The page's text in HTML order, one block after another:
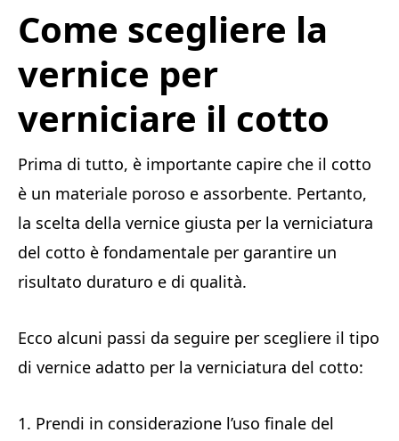
Come scegliere la
vernice per
verniciare il cotto
Prima di tutto, è importante capire che il cotto
è un materiale poroso e assorbente. Pertanto,
la scelta della vernice giusta per la verniciatura
del cotto è fondamentale per garantire un
risultato duraturo e di qualità.
Ecco alcuni passi da seguire per scegliere il tipo
di vernice adatto per la verniciatura del cotto:
1. Prendi in considerazione l’uso finale del